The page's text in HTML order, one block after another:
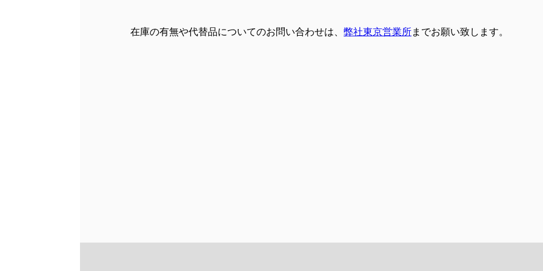
在庫の有無や代替品についてのお問い合わせは、 弊社東京営業所までお願い致します。